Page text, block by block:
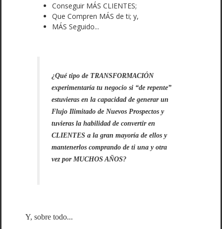
Conseguir MÁS CLIENTES;
Que Compren MÁS de ti; y,
MÁS Seguido...
¿Qué tipo de TRANSFORMACIÓN
experimentaría tu negocio si “de repente”
estuvieras en la capacidad de generar un
Flujo Ilimitado de Nuevos Prospectos y
tuvieras la habilidad de convertir en
CLIENTES a la gran mayoría de ellos y
mantenerlos comprando de ti una y otra
vez por MUCHOS AÑOS?
Y, sobre todo...